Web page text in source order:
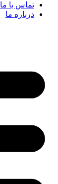
تماس با ما
درباره ما